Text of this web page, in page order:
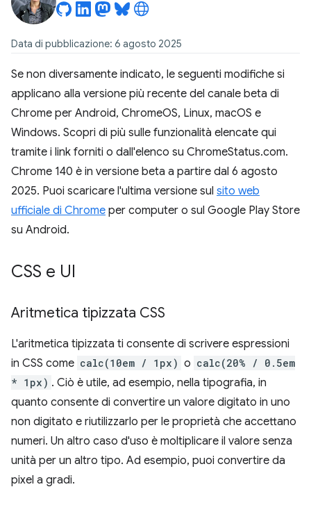
Data di pubblicazione: 6 agosto 2025
Se non diversamente indicato, le seguenti modifiche si
applicano alla versione più recente del canale beta di
Chrome per Android, ChromeOS, Linux, macOS e
Windows. Scopri di più sulle funzionalità elencate qui
tramite i link forniti o dall'elenco su ChromeStatus.com.
Chrome 140 è in versione beta a partire dal 6 agosto
2025. Puoi scaricare l'ultima versione sul sito web
ufficiale di Chrome per computer o sul Google Play Store
su Android.
CSS e UI
Aritmetica tipizzata CSS
L'aritmetica tipizzata ti consente di scrivere espressioni
in CSS come calc(10em / 1px) o calc(20% / 0.5em
* 1px) . Ciò è utile, ad esempio, nella tipografia, in
quanto consente di convertire un valore digitato in uno
non digitato e riutilizzarlo per le proprietà che accettano
numeri. Un altro caso d'uso è moltiplicare il valore senza
unità per un altro tipo. Ad esempio, puoi convertire da
pixel a gradi.